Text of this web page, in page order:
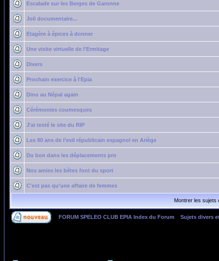
Escalade sur les Berges de Garonne
Joli documentaire...
Etagère à épices à donner
Une visite virtuelle de l'Ermitage
Divers
Prochain exercice à l'Epia
Dino au Népal again
Cérémonies coumesques
J'ai testé le site du RIP
Les 80 ans de l’exil républicain espagnol en Ariège
Du bon dans les déplacements pro
Nos amies les bêtes font du sport
C'est pas qu'une affaire de femmes
Montrer les sujets
FORUM SPELEO CLUB EPIA Index du Forum Sujets divers